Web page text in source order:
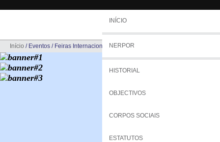
INÍCIO
NERPOR
HISTORIAL
OBJECTIVOS
CORPOS SOCIAIS
ESTATUTOS
Início / Eventos / Feiras Internacionais